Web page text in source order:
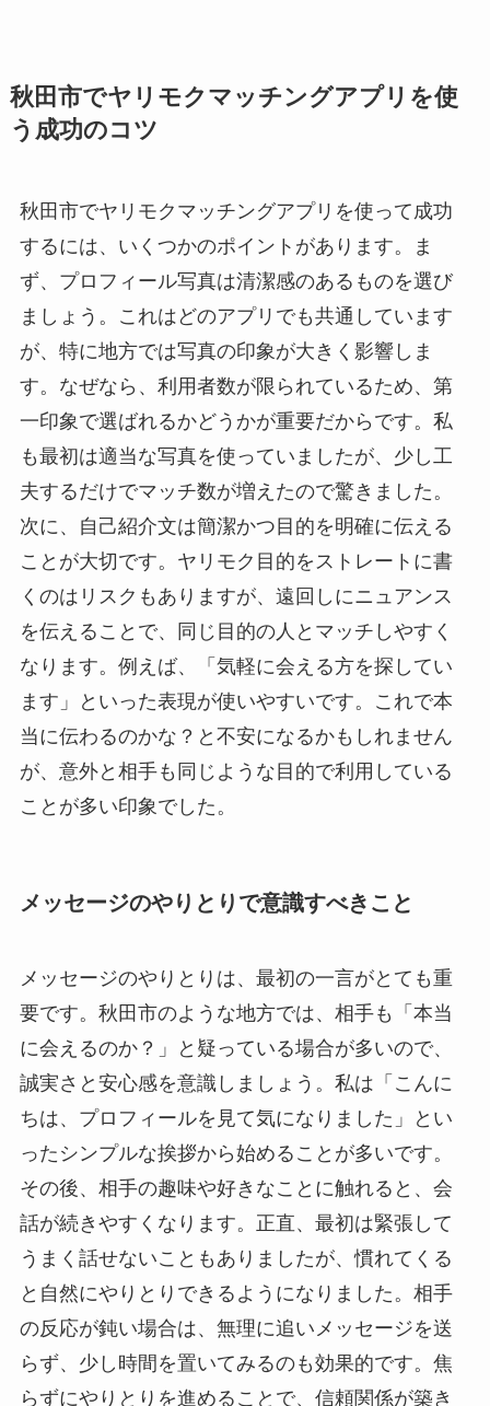
秋田市でヤリモクマッチングアプリを使
う成功のコツ
秋田市でヤリモクマッチングアプリを使って成功
するには、いくつかのポイントがあります。ま
ず、プロフィール写真は清潔感のあるものを選び
ましょう。これはどのアプリでも共通しています
が、特に地方では写真の印象が大きく影響しま
す。なぜなら、利用者数が限られているため、第
一印象で選ばれるかどうかが重要だからです。私
も最初は適当な写真を使っていましたが、少し工
夫するだけでマッチ数が増えたので驚きました。
次に、自己紹介文は簡潔かつ目的を明確に伝える
ことが大切です。ヤリモク目的をストレートに書
くのはリスクもありますが、遠回しにニュアンス
を伝えることで、同じ目的の人とマッチしやすく
なります。例えば、「気軽に会える方を探してい
ます」といった表現が使いやすいです。これで本
当に伝わるのかな？と不安になるかもしれません
が、意外と相手も同じような目的で利用している
ことが多い印象でした。
メッセージのやりとりで意識すべきこと
メッセージのやりとりは、最初の一言がとても重
要です。秋田市のような地方では、相手も「本当
に会えるのか？」と疑っている場合が多いので、
誠実さと安心感を意識しましょう。私は「こんに
ちは、プロフィールを見て気になりました」とい
ったシンプルな挨拶から始めることが多いです。
その後、相手の趣味や好きなことに触れると、会
話が続きやすくなります。正直、最初は緊張して
うまく話せないこともありましたが、慣れてくる
と自然にやりとりできるようになりました。相手
の反応が鈍い場合は、無理に追いメッセージを送
らず、少し時間を置いてみるのも効果的です。焦
らずにやりとりを進めることで、信頼関係が築き